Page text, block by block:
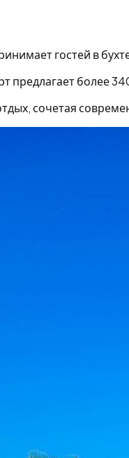
гостей в
предлагает более
сочетая